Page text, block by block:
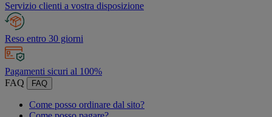
Servizio clienti a vostra disposizione
Reso entro 30 giorni
Pagamenti sicuri al 100%
FAQ
FAQ
Come posso ordinare dal sito?